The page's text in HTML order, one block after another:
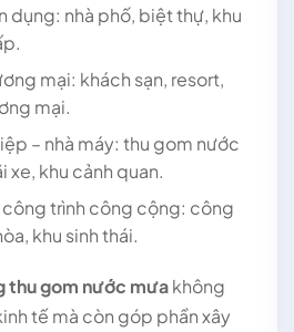
dụng: nhà phố, biệt thự, khu
mại: khách sạn, resort,
mại.
– nhà máy: thu gom nước
xe, khu cảnh quan.
công trình công cộng: công
khu sinh thái.
thu gom nước mưakhông
tế mà còn góp phần xây